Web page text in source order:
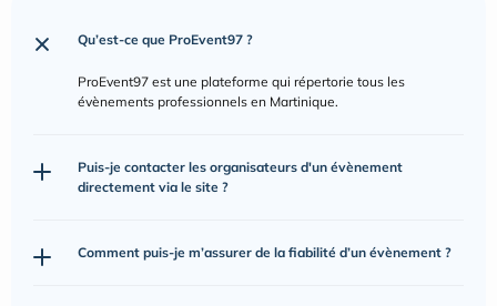
Qu’est-ce que ProEvent97 ?
ProEvent97 est une plateforme qui répertorie tous les
évènements professionnels en Martinique.
Puis-je contacter les organisateurs d'un évènement
directement via le site ?
Comment puis-je m’assurer de la fiabilité d’un évènement ?